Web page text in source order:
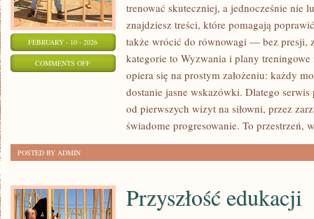
FEBRUARY - 10 - 2026
COMMENTS OFFON
FUNKCJONALNY
trenować skuteczniej, a jednocześnie nie
znajdziesz treści, które pomagają
także wrócić do równowagi — bez presji,
kategorie to Wyzwania i plany
opiera się na prostym założeniu: każdy
dostanie jasne wskazówki. Dlatego
od pierwszych wizyt na siłowni, przez
świadome progresowanie. To przestrzeń, w
POSTED BY ADMIN
Przyszłość edukacji